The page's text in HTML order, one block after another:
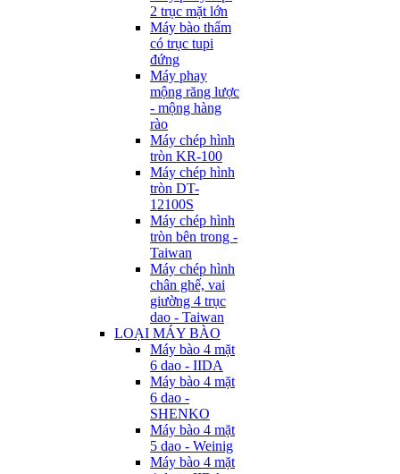
2 trục mặt lớn
Máy bào thẩm
có trục tupi
đứng
Máy phay
mộng răng lược
- mộng hàng
rào
Máy chép hình
tròn KR-100
Máy chép hình
tròn DT-
12100S
Máy chép hình
tròn bên trong -
Taiwan
Máy chép hình
chân ghế, vai
giường 4 trục
dao - Taiwan
LOẠI MÁY BÀO
Máy bào 4 mặt
6 dao - IIDA
Máy bào 4 mặt
6 dao -
SHENKO
Máy bào 4 mặt
5 dao - Weinig
Máy bào 4 mặt